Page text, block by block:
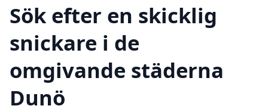
Sök efter en skicklig
snickare i de
omgivande städerna
Dunö